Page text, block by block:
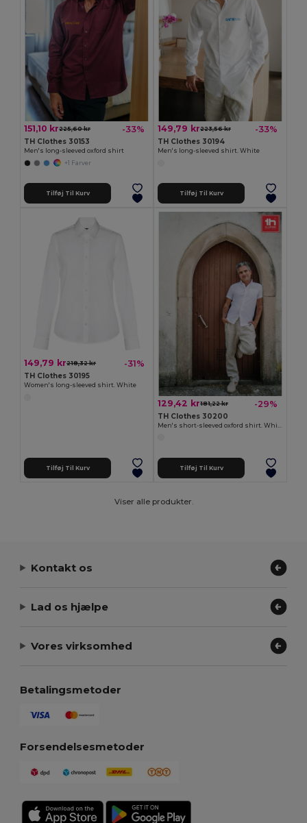
151,10 kr225,60 kr -33%
TH Clothes 30153
Men's long-sleeved oxford shirt
+1 Farver
Tilføj Til Kurv
149,79 kr223,56 kr -33%
TH Clothes 30194
Men's long-sleeved shirt. White
Tilføj Til Kurv
149,79 kr218,32 kr -31%
TH Clothes 30195
Women's long-sleeved shirt. White
Tilføj Til Kurv
129,42 kr181,22 kr -29%
TH Clothes 30200
Men's short-sleeved oxford shirt. White
Tilføj Til Kurv
Viser alle produkter.
Kontakt os
Lad os hjælpe
Vores virksomhed
Betalingsmetoder
Forsendelsesmetoder